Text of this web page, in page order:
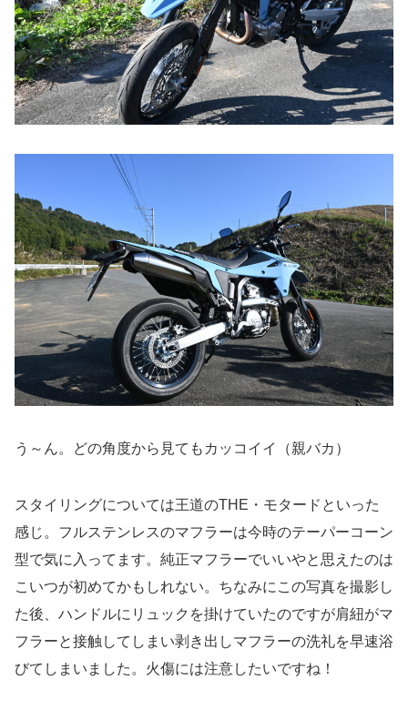
う～ん。どの角度から見てもカッコイイ（親バカ）
スタイリングについては王道のTHE・モタードといった
感じ。フルステンレスのマフラーは今時のテーパーコーン
型で気に入ってます。純正マフラーでいいやと思えたのは
こいつが初めてかもしれない。ちなみにこの写真を撮影し
た後、ハンドルにリュックを掛けていたのですが肩紐がマ
フラーと接触してしまい剥き出しマフラーの洗礼を早速浴
びてしまいました。火傷には注意したいですね！